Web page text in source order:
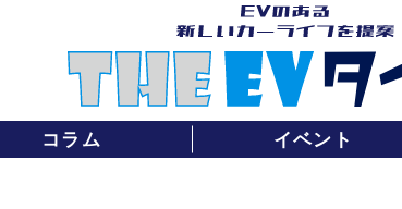
コラム イベント